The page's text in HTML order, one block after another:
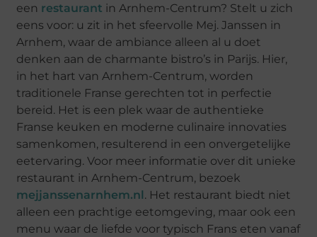
een restaurant in Arnhem-Centrum? Stelt u zich
eens voor: u zit in het sfeervolle Mej. Janssen in
Arnhem, waar de ambiance alleen al u doet
denken aan de charmante bistro’s in Parijs. Hier,
in het hart van Arnhem-Centrum, worden
traditionele Franse gerechten tot in perfectie
bereid. Het is een plek waar de authentieke
Franse keuken en moderne culinaire innovaties
samenkomen, resulterend in een onvergetelijke
eetervaring. Voor meer informatie over dit unieke
restaurant in Arnhem-Centrum, bezoek
mejjanssenarnhem.nl. Het restaurant biedt niet
alleen een prachtige eetomgeving, maar ook een
menu waar de liefde voor typisch Frans eten vanaf